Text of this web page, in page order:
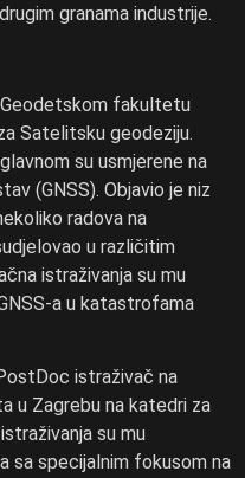
granama industrije.
fakultetu
Satelitsku geodeziju.
su usmjerene na
(GNSS). Objavio je niz
radova na
u različitim
istraživanja su mu
a u katastrofama
istraživač na
u Zagrebu na katedri za
su mu
sa specijalnim fokusom na